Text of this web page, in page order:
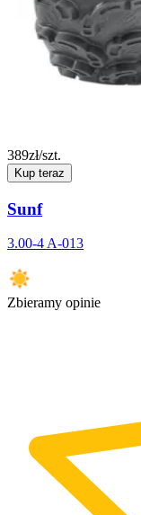
389zł/szt.
Kup teraz
Sunf
3.00-4 A-013
Zbieramy opinie